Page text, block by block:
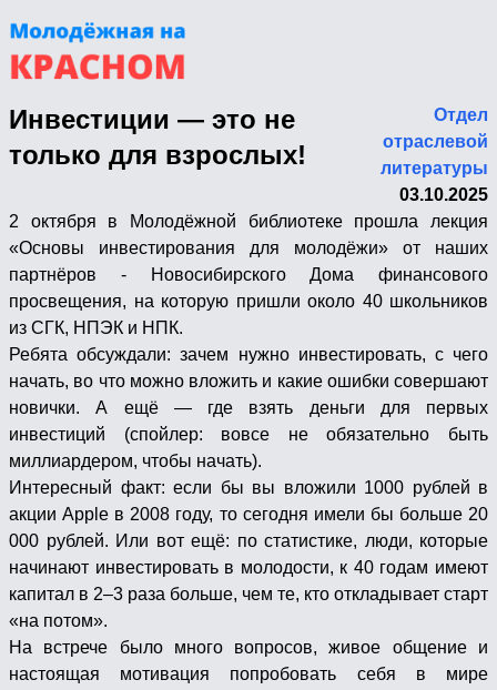
Инвестиции — это не
только для взрослых!
Отдел
отраслевой
литературы
03.10.2025
2 октября в Молодёжной библиотеке прошла лекция
«Основы инвестирования для молодёжи» от наших
партнёров - Новосибирского Дома финансового
просвещения, на которую пришли около 40 школьников
из СГК, НПЭК и НПК.
Ребята обсуждали: зачем нужно инвестировать, с чего
начать, во что можно вложить и какие ошибки совершают
новички. А ещё — где взять деньги для первых
инвестиций (спойлер: вовсе не обязательно быть
миллиардером, чтобы начать).
Интересный факт: если бы вы вложили 1000 рублей в
акции Apple в 2008 году, то сегодня имели бы больше 20
000 рублей. Или вот ещё: по статистике, люди, которые
начинают инвестировать в молодости, к 40 годам имеют
капитал в 2–3 раза больше, чем те, кто откладывает старт
«на потом».
На встрече было много вопросов, живое общение и
настоящая мотивация попробовать себя в мире